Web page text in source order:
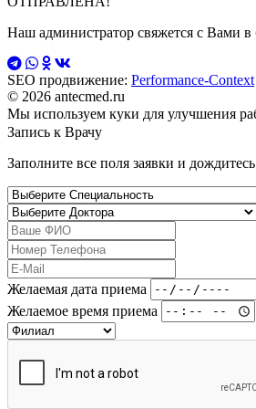
Наш администратор свяжется с Вами
SEO продвижение: Performance-Context
© 2026 antecmed.ru
Мы используем куки для улучшения
Запись к Врачу
Заполните все поля заявки и
Желаемая дата приема
Желаемое время приема